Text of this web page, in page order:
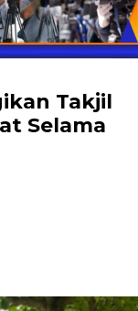
Takjil
Selama